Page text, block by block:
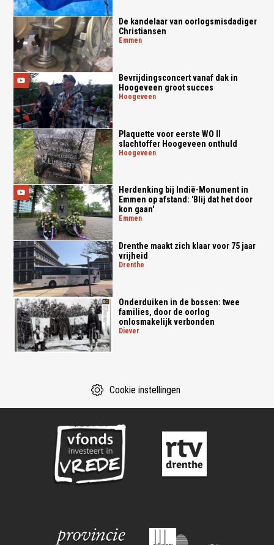
De kandelaar van oorlogsmisdadiger
Christiansen
emmen
Bevrijdingsconcert vanaf dak in
Hoogeveen groot succes
hoogeveen
Plaquette voor eerste WO II
slachtoffer Hoogeveen onthuld
hoogeveen
Herdenking bij Indië-Monument in
Emmen op afstand: 'Blij dat het door
kon gaan'
emmen
Drenthe maakt zich klaar voor 75 jaar
vrijheid
drenthe
Onderduiken in de bossen: twee
families, door de oorlog
onlosmakelijk verbonden
diever
Cookie instellingen